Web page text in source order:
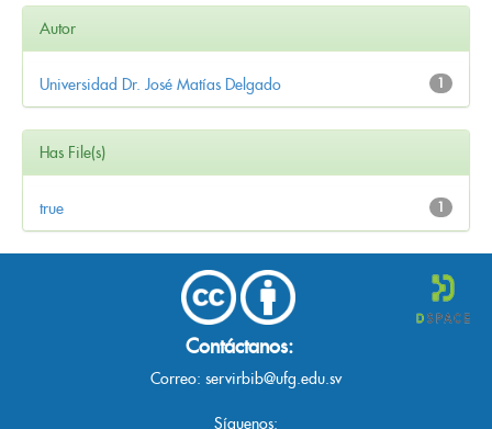
Autor
1
Universidad Dr. José Matías Delgado
Has File(s)
1
true
Contáctanos:
Correo: servirbib@ufg.edu.sv
Síguenos: